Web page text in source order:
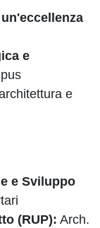
e
e
e Sviluppo
(RUP): Arch.